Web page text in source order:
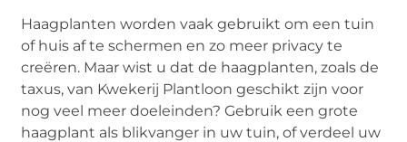
Haagplanten worden vaak gebruikt om een tuin
of huis af te schermen en zo meer privacy te
creëren. Maar wist u dat de haagplanten, zoals de
taxus, van Kwekerij Plantloon geschikt zijn voor
nog veel meer doeleinden? Gebruik een grote
haagplant als blikvanger in uw tuin, of verdeel uw